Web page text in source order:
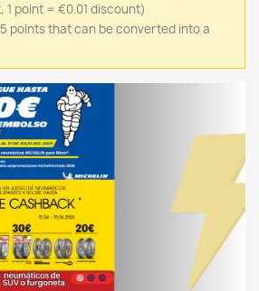
1 point = €0.01 discount)
points that can be converted into a